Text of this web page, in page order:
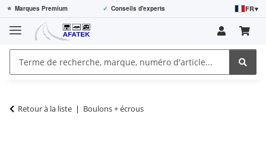
⭐ Marques Premium ✓ Conseils d'experts FR▾
Retour à la liste Boulons + écrous